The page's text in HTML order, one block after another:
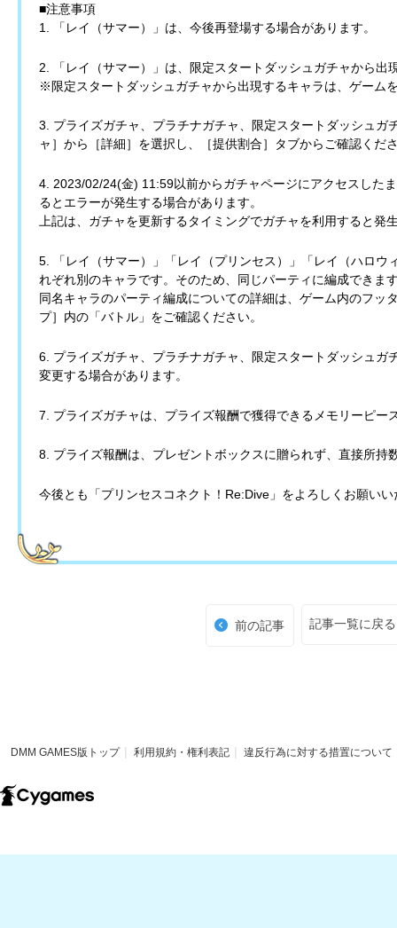
■注意事項
1. 「レイ（サマー）」は、今後再登場する場合があります。
2. 「レイ（サマー）」は、限定スタートダッシュガチャから出
※限定スタートダッシュガチャから出現するキャラは、ゲーム
3. プライズガチャ、プラチナガチャ、限定スタートダッシュガ
ャ］から［詳細］を選択し、［提供割合］タブからご確認くだ
4. 2023/02/24(金) 11:59以前からガチャページにアクセスした
るとエラーが発生する場合があります。
上記は、ガチャを更新するタイミングでガチャを利用すると発
5. 「レイ（サマー）」「レイ（プリンセス）」「レイ（ハロウ
れぞれ別のキャラです。そのため、同じパーティに編成できま
同名キャラのパーティ編成についての詳細は、ゲーム内のフッ
プ］内の「バトル」をご確認ください。
6. プライズガチャ、プラチナガチャ、限定スタートダッシュガ
変更する場合があります。
7. プライズガチャは、プライズ報酬で獲得できるメモリーピー
8. プライズ報酬は、プレゼントボックスに贈られず、直接所持
今後とも「プリンセスコネクト！Re:Dive」をよろしくお願いい
前の記事 記事一覧に戻る
DMM GAMES版トップ 利用規約・権利表記 違反行為に対する措置について